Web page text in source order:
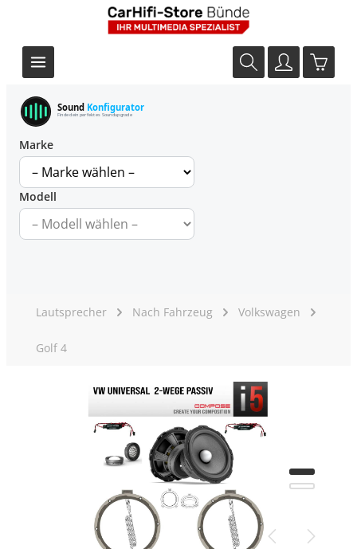
Sound Konfigurator
Finde dein perfektes Soundupgrade
Marke
Modell
Lautsprecher Nach Fahrzeug Volkswagen
Golf 4